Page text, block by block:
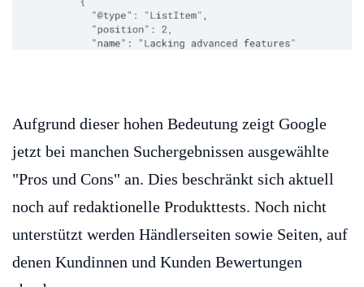
Aufgrund dieser hohen Bedeutung zeigt Google
jetzt bei manchen Suchergebnissen ausgewählte
"Pros und Cons" an. Dies beschränkt sich aktuell
noch auf redaktionelle Produkttests. Noch nicht
unterstützt werden Händlerseiten sowie Seiten, auf
denen Kundinnen und Kunden Bewertungen